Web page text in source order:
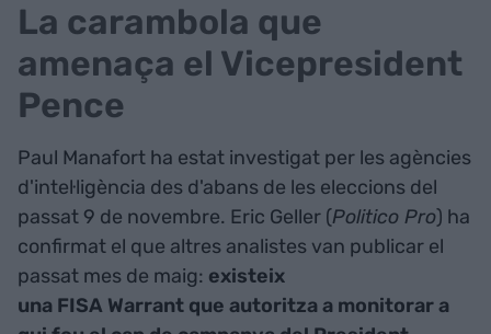
La carambola que
amenaça el Vicepresident
Pence
Paul Manafort ha estat investigat per les agències
d'intel·ligència des d'abans de les eleccions del
passat 9 de novembre. Eric Geller (Politico Pro) ha
confirmat el que altres analistes van publicar el
passat mes de maig: existeix
una FISA Warrant que autoritza a monitorar a